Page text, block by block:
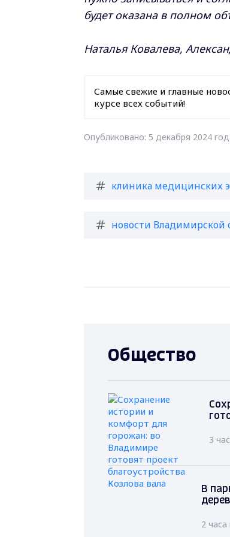
будет оказана в полном
Наталья Ковалева,
Самые свежие и главные
курсе всех событий!
Опубликовано: 5 декабря 2024
клиника медицинских
новости Владимирской
Общество
3
В
2